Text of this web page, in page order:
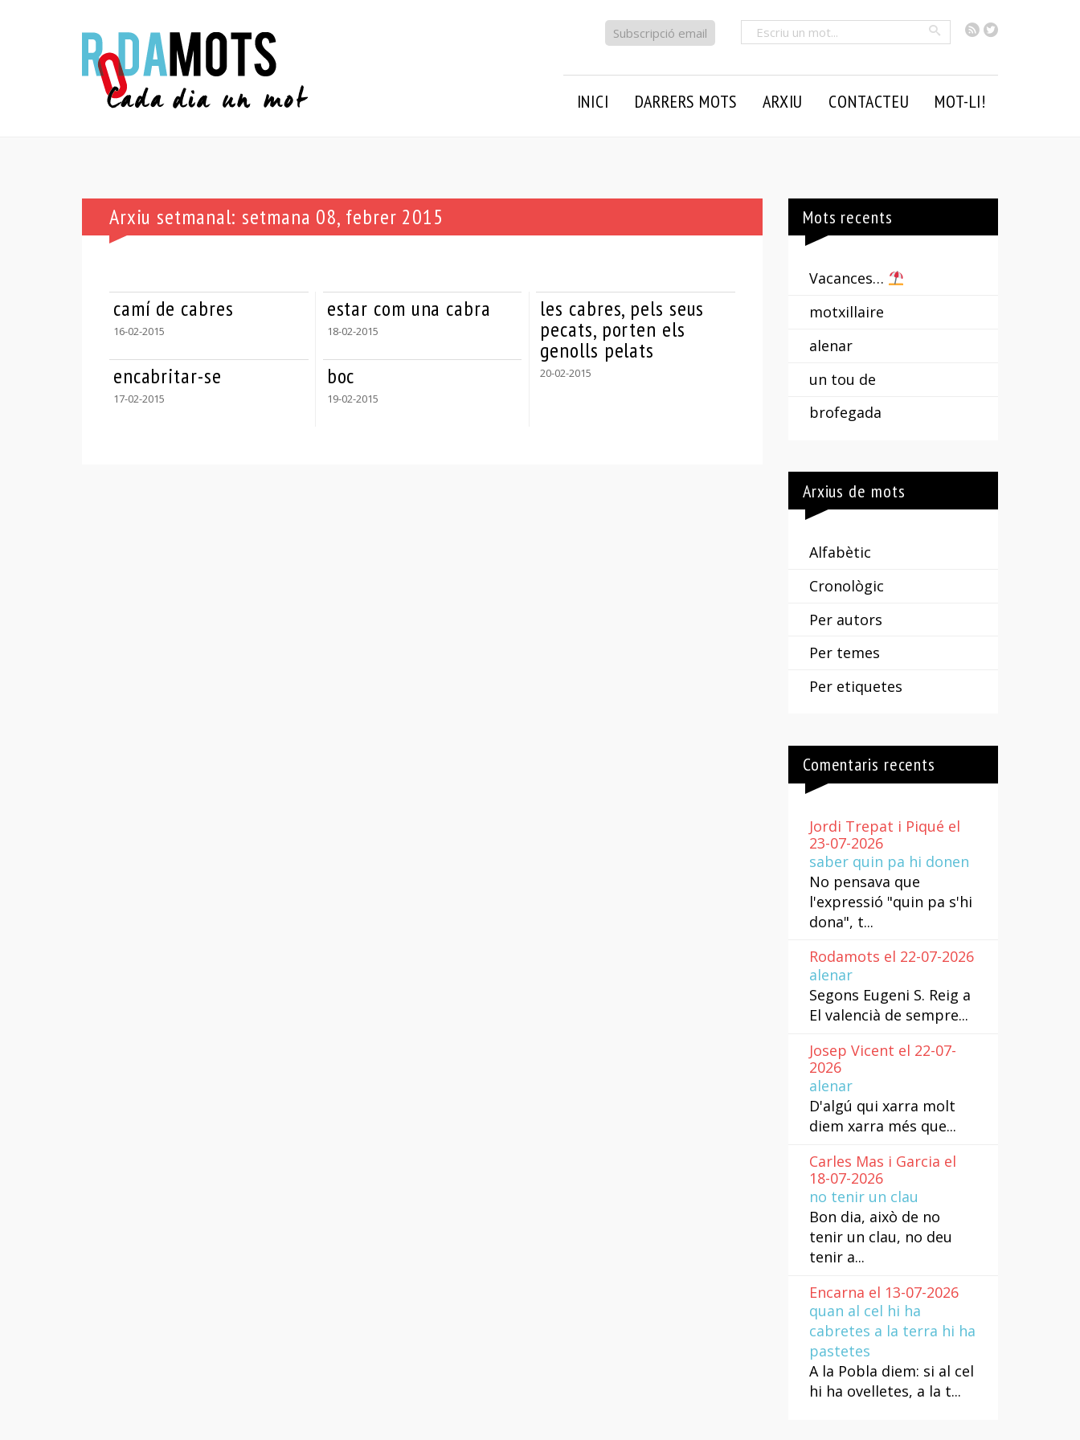
RSSTwitter
Cercar
Subscripció email
INICI DARRERS MOTS ARXIU CONTACTEU MOT-LI!
Arxiu setmanal: setmana 08, febrer 2015
camí de cabres
16-02-2015
encabritar-se
17-02-2015
estar com una cabra
18-02-2015
boc
19-02-2015
les cabres, pels seus
pecats, porten els
genolls pelats
20-02-2015
Mots recents
Vacances…
motxillaire
alenar
un tou de
brofegada
Arxius de mots
Alfabètic
Cronològic
Per autors
Per temes
Per etiquetes
Comentaris recents
Jordi Trepat i Piqué el
23-07-2026
saber quin pa hi donen
No pensava que
l'expressió "quin pa s'hi
dona", t...
Rodamots el 22-07-2026
alenar
Segons Eugeni S. Reig a
El valencià de sempre...
Josep Vicent el 22-07-
2026
alenar
D'algú qui xarra molt
diem xarra més que...
Carles Mas i Garcia el
18-07-2026
no tenir un clau
Bon dia, això de no
tenir un clau, no deu
tenir a...
Encarna el 13-07-2026
quan al cel hi ha
cabretes a la terra hi ha
pastetes
A la Pobla diem: si al cel
hi ha ovelletes, a la t...